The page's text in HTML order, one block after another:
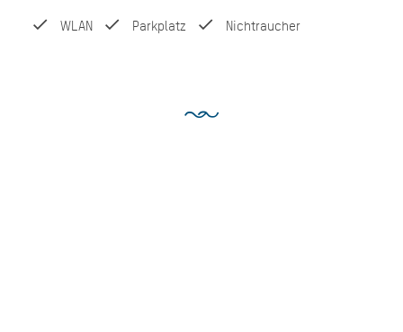
WLAN Parkplatz Nichtraucher